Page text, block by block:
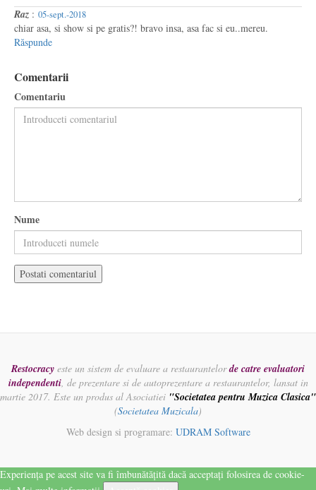
Raz : 05-sept.-2018
chiar asa, si show si pe gratis?! bravo insa, asa fac si eu..mereu.
Răspunde
Comentarii
Comentariu
Nume
Restocracy este un sistem de evaluare a restaurantelorde catre evaluatori
independenti, de prezentare si de autoprezentare a restaurantelor, lansat in
martie 2017. Este un produs al Asociatiei "Societatea pentru Muzica Clasica"
(Societatea Muzicala)
Web design si programare: UDRAM Software
Experiența pe acest site va fi îmbunătățită dacă acceptați folosirea de cookie-